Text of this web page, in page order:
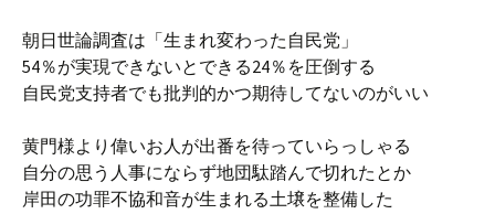
朝日世論調査は「生まれ変わった自民党」
54％が実現できないとできる24％を圧倒する
自民党支持者でも批判的かつ期待してないのがいい
黄門様より偉いお人が出番を待っていらっしゃる
自分の思う人事にならず地団駄踏んで切れたとか
岸田の功罪不協和音が生まれる土壌を整備した